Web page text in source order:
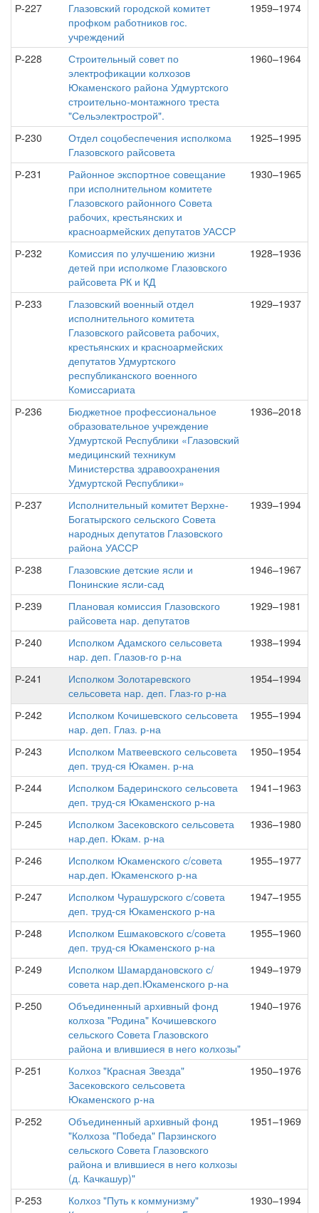
Р-227
Глазовский городской комитет
профком работников гос.
учреждений
1959–1974
Р-228
Строительный совет по
электрофикации колхозов
Юкаменского района Удмуртского
строительно-монтажного треста
"Сельэлектрострой".
1960–1964
Р-230
Отдел соцобеспечения исполкома
Глазовского райсовета
1925–1995
Р-231
Районное экспортное совещание
при исполнительном комитете
Глазовского районного Совета
рабочих, крестьянских и
красноармейских депутатов УАССР
1930–1965
Р-232
Комиссия по улучшению жизни
детей при исполкоме Глазовского
райсовета РК и КД
1928–1936
Р-233
Глазовский военный отдел
исполнительного комитета
Глазовского райсовета рабочих,
крестьянских и красноармейских
депутатов Удмуртского
республиканского военного
Комиссариата
1929–1937
Р-236
Бюджетное профессиональное
образовательное учреждение
Удмуртской Республики «Глазовский
медицинский техникум
Министерства здравоохранения
Удмуртской Республики»
1936–2018
Р-237
Исполнительный комитет Верхне-
Богатырского сельского Совета
народных депутатов Глазовского
района УАССР
1939–1994
Р-238
Глазовские детские ясли и
Понинские ясли-сад
1946–1967
Р-239
Плановая комиссия Глазовского
райсовета нар. депутатов
1929–1981
Р-240
Исполком Адамского сельсовета
нар. деп. Глазов-го р-на
1938–1994
Р-241
Исполком Золотаревского
сельсовета нар. деп. Глаз-го р-на
1954–1994
Р-242
Исполком Кочишевского сельсовета
нар. деп. Глаз. р-на
1955–1994
Р-243
Исполком Матвеевского сельсовета
деп. труд-ся Юкамен. р-на
1950–1954
Р-244
Исполком Бадеринского сельсовета
деп. труд-ся Юкаменского р-на
1941–1963
Р-245
Исполком Засековского сельсовета
нар.деп. Юкам. р-на
1936–1980
Р-246
Исполком Юкаменского с/совета
нар.деп. Юкаменского р-на
1955–1977
Р-247
Исполком Чурашурского с/совета
деп. труд-ся Юкаменского р-на
1947–1955
Р-248
Исполком Ешмаковского с/совета
деп. труд-ся Юкаменского р-на
1955–1960
Р-249
Исполком Шамардановского с/
совета нар.деп.Юкаменского р-на
1949–1979
Р-250
Объединенный архивный фонд
колхоза "Родина" Кочишевского
сельского Совета Глазовского
района и влившиеся в него колхозы"
1940–1976
Р-251
Колхоз "Красная Звезда"
Засековского сельсовета
Юкаменского р-на
1950–1976
Р-252
Объединенный архивный фонд
"Колхоза "Победа" Парзинского
сельского Совета Глазовского
района и влившиеся в него колхозы
(д. Качкашур)"
1951–1969
Р-253
Колхоз "Путь к коммунизму"
1930–1994